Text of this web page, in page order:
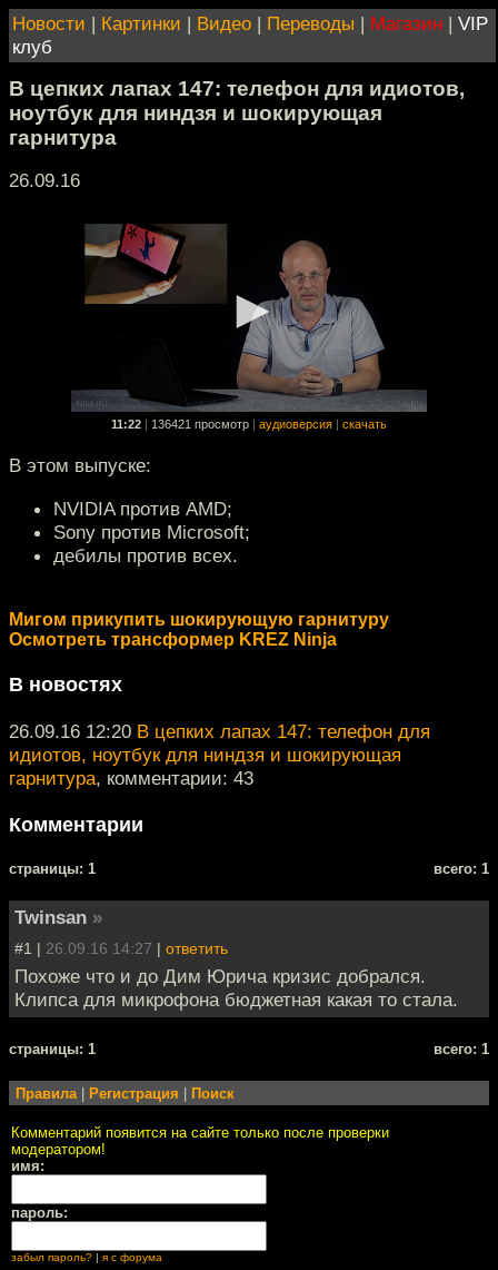
Новости | Картинки | Видео | Переводы | Магазин | VIP
клуб
В цепких лапах 147: телефон для идиотов,
ноутбук для ниндзя и шокирующая
гарнитура
26.09.16
11:22 136421 просмотр аудиоверсия скачать
В этом выпуске:
NVIDIA против AMD;
Sony против Microsoft;
дебилы против всех.
Мигом прикупить шокирующую гарнитуру
Осмотреть трансформер KREZ Ninja
В новостях
26.09.16 12:20 В цепких лапах 147: телефон для
идиотов, ноутбук для ниндзя и шокирующая
гарнитура, комментарии: 43
Комментарии
cтраницы: 1 всего: 1
Twinsan »
#1 | 26.09.16 14:27 | ответить
Похоже что и до Дим Юрича кризис добрался.
Клипса для микрофона бюджетная какая то стала.
cтраницы: 1 всего: 1
Правила| Регистрация Поиск
Комментарий появится на сайте только после проверки
модератором!
имя:
пароль:
забыл пароль? | я с форума